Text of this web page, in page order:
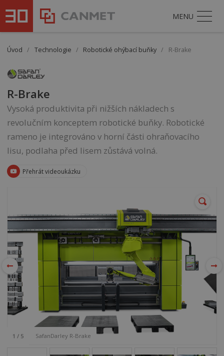
MENU
Úvod / Technologie / Robotické ohýbací buňky / R-Brake
R-Brake
Vysoká produktivita při nižších nákladech s
revolučním konceptem robotické buňky. Robotické
rameno je integrováno v horní části ohraňovacího
lisu, podlaha před lisem zůstává volná.
Přehrát videoukázku
1 / 5 SafanDarley R-Brake